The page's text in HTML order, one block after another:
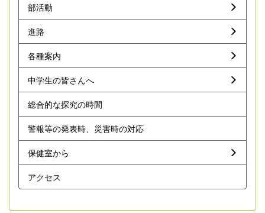
部活動
進路
各種案内
中学生の皆さんへ
総合的な探究の時間
警報等の発表時、災害時の対応
保健室から
アクセス